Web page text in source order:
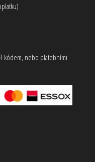
kódem, nebo platebními